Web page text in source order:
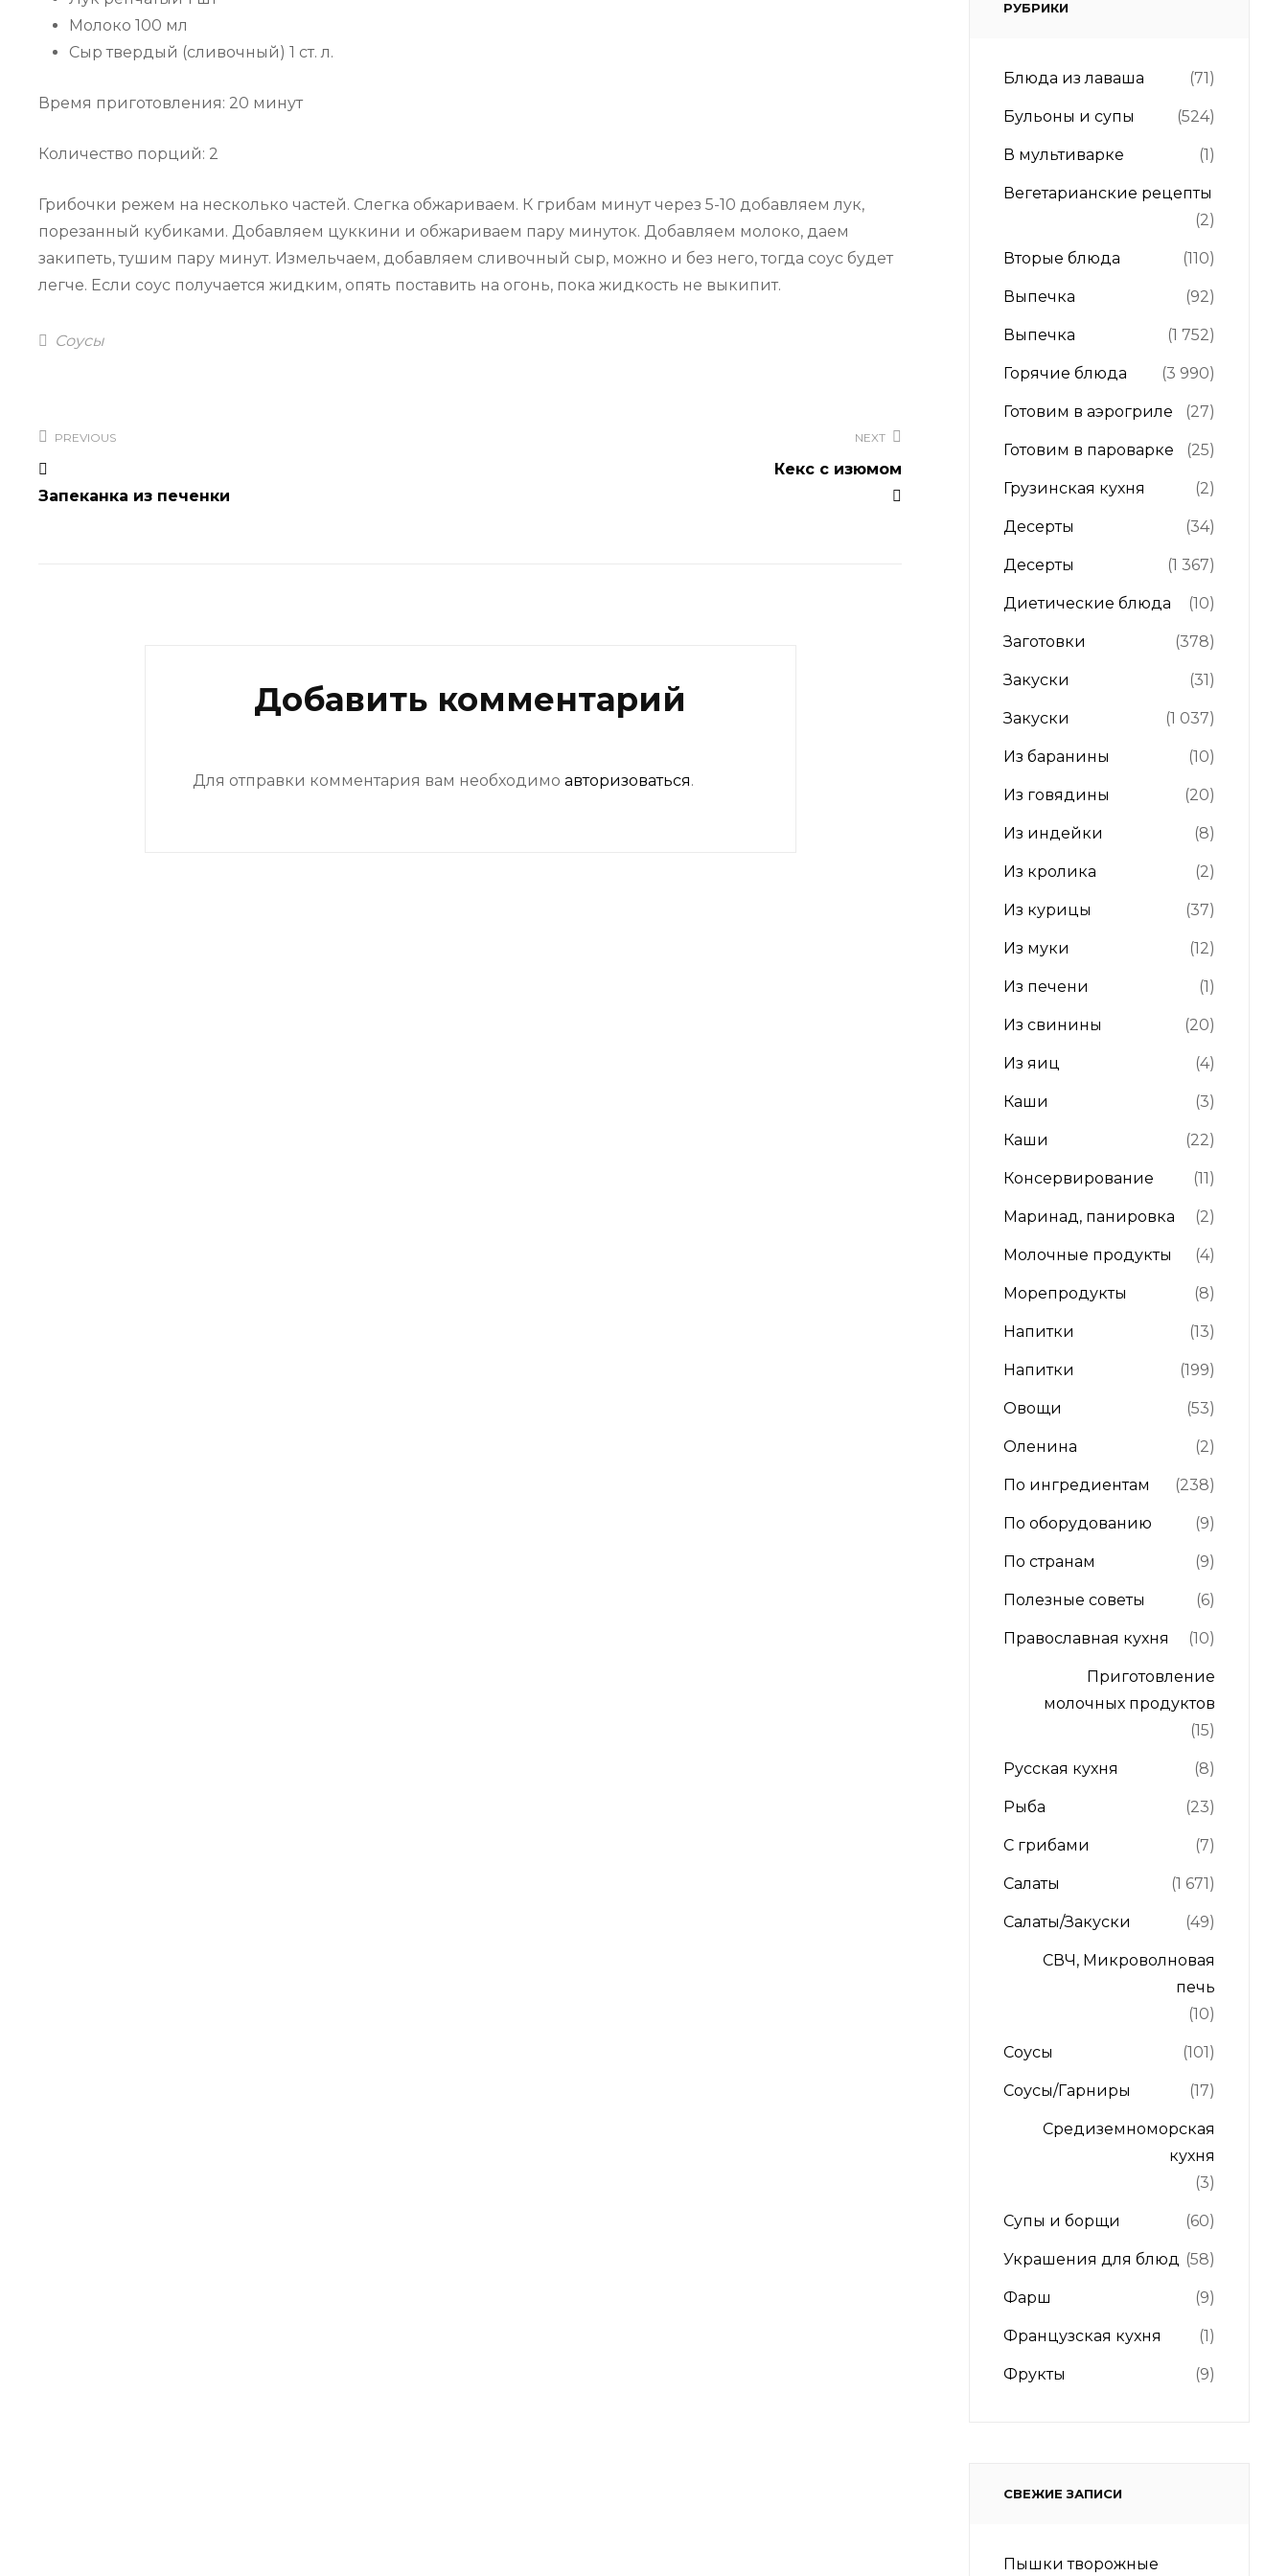
Молоко 100 мл
Сыр твердый (сливочный) 1 ст. л.
Время приготовления: 20 минут
Количество порций: 2
Грибочки режем на несколько частей. Слегка обжариваем. К грибам минут через 5-10 добавляем лук,
порезанный кубиками. Добавляем цуккини и обжариваем пару минуток. Добавляем молоко, даем
закипеть, тушим пару минут. Измельчаем, добавляем сливочный сыр, можно и без него, тогда соус будет
легче. Если соус получается жидким, опять поставить на огонь, пока жидкость не выкипит.
Categories
Соусы
по
записям
PREVIOUS
Запеканка из печенки
NEXT
Кекс с изюмом
Добавить комментарий
Для отправки комментария вам необходимо авторизоваться.
РУБРИКИ
Блюда из лаваша (71)
Бульоны и супы (524)
В мультиварке (1)
Вегетарианские рецепты
(2)
Вторые блюда (110)
Выпечка (92)
Выпечка (1 752)
Горячие блюда (3 990)
Готовим в аэрогриле (27)
Готовим в пароварке (25)
Грузинская кухня (2)
Десерты (34)
Десерты (1 367)
Диетические блюда (10)
Заготовки (378)
Закуски (31)
Закуски (1 037)
Из баранины (10)
Из говядины (20)
Из индейки (8)
Из кролика (2)
Из курицы (37)
Из муки (12)
Из печени (1)
Из свинины (20)
Из яиц (4)
Каши (3)
Каши (22)
Консервирование (11)
Маринад, панировка (2)
Молочные продукты (4)
Морепродукты (8)
Напитки (13)
Напитки (199)
Овощи (53)
Оленина (2)
По ингредиентам (238)
По оборудованию (9)
По странам (9)
Полезные советы (6)
Православная кухня (10)
Приготовление
молочных продуктов
(15)
Русская кухня (8)
Рыба (23)
С грибами (7)
Салаты (1 671)
Салаты/Закуски (49)
СВЧ, Микроволновая
печь
(10)
Соусы (101)
Соусы/Гарниры (17)
Средиземноморская
кухня
(3)
Супы и борщи (60)
Украшения для блюд (58)
Фарш (9)
Французская кухня (1)
Фрукты (9)
СВЕЖИЕ ЗАПИСИ
Пышки творожные